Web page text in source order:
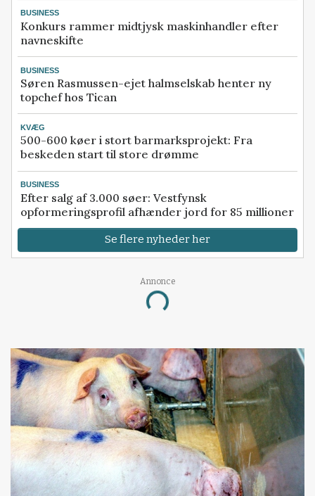
BUSINESS
Konkurs rammer midtjysk maskinhandler efter
navneskifte
BUSINESS
Søren Rasmussen-ejet halmselskab henter ny
topchef hos Tican
KVÆG
500-600 køer i stort barmarksprojekt: Fra
beskeden start til store drømme
BUSINESS
Efter salg af 3.000 søer: Vestfynsk
opformeringsprofil afhænder jord for 85 millioner
Se flere nyheder her
Annonce
Loading...